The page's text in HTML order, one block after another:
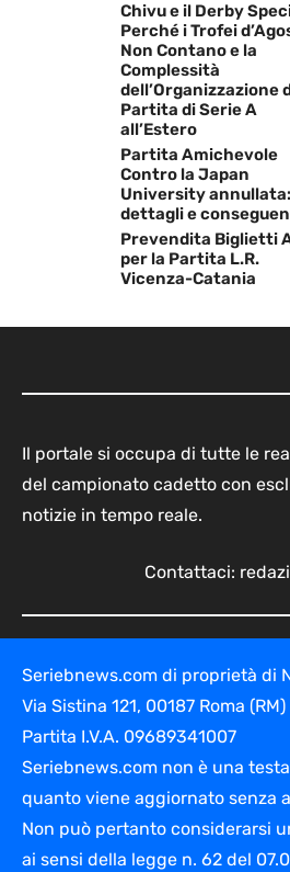
Chivu e il Derby
Perché i Trofei
Non Contano e la
Complessità
dell’Organizzazione
Partita di Serie A
all’Estero
Partita Amichevole
Contro la Japan
University annullata:
dettagli e
Prevendita Biglietti
per la Partita L.R.
Vicenza-Catania
Il portale si occupa di tutte le
del campionato cadetto con
notizie in tempo reale.
Contattaci:
Seriebnews.com di proprietà di
Via Sistina 121, 00187 Roma
Partita I.V.A. 09689341007
Seriebnews.com non è una
quanto viene aggiornato senza
Non può pertanto considerarsi
ai sensi della legge n. 62 del